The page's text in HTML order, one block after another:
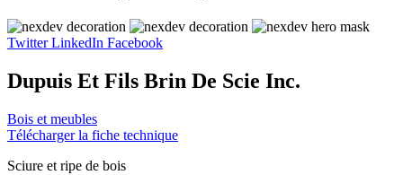
Twitter LinkedIn Facebook
Dupuis Et Fils Brin De Scie Inc.
Bois et meubles
Télécharger la fiche technique
Sciure et ripe de bois